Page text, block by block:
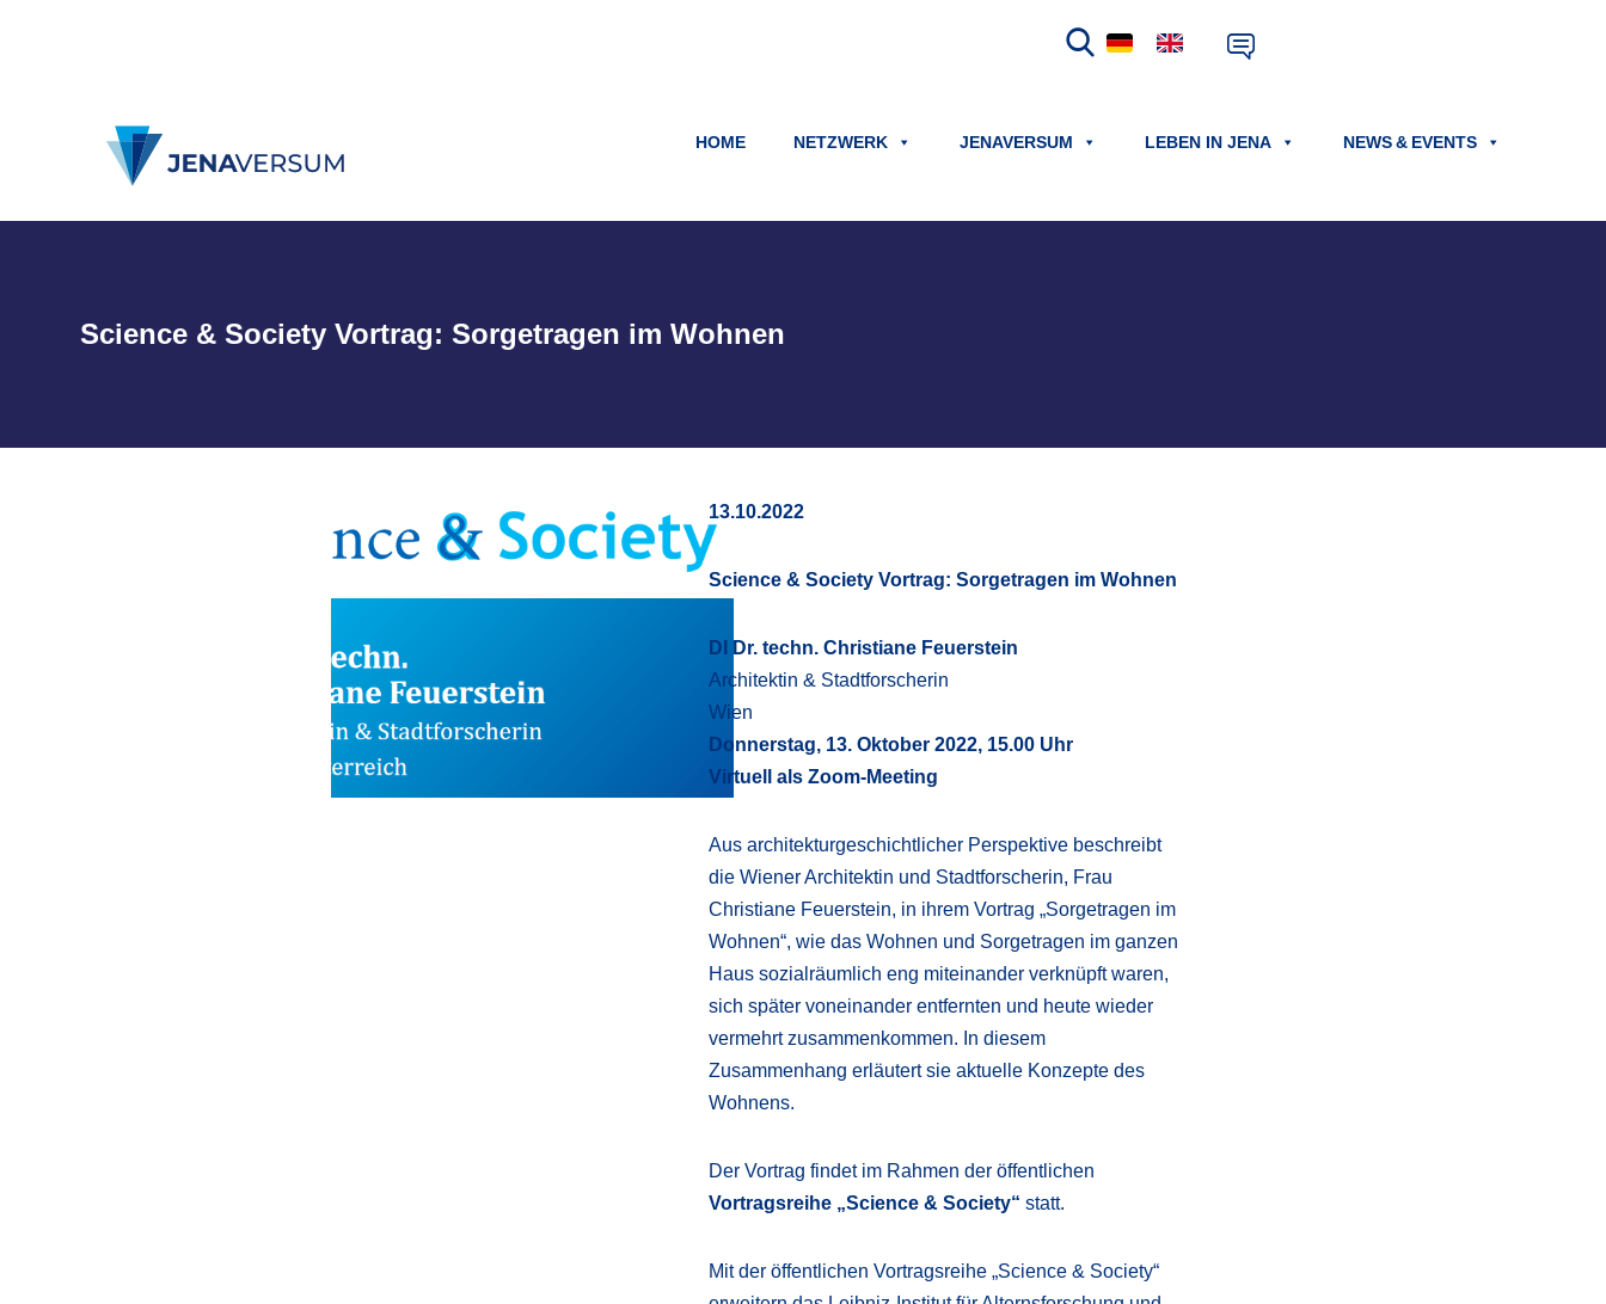
HOME NETZWERK JENAVERSUM LEBEN IN JENA NEWS & EVENTS
Science & Society Vortrag: Sorgetragen im Wohnen
13.10.2022
Science & Society Vortrag: Sorgetragen im Wohnen
DI Dr. techn. Christiane Feuerstein
Architektin & Stadtforscherin
Wien
Donnerstag, 13. Oktober 2022, 15.00 Uhr
Virtuell als Zoom-Meeting
Aus architekturgeschichtlicher Perspektive beschreibt
die Wiener Architektin und Stadtforscherin, Frau
Christiane Feuerstein, in ihrem Vortrag „Sorgetragen im
Wohnen“, wie das Wohnen und Sorgetragen im ganzen
Haus sozialräumlich eng miteinander verknüpft waren,
sich später voneinander entfernten und heute wieder
vermehrt zusammenkommen. In diesem
Zusammenhang erläutert sie aktuelle Konzepte des
Wohnens.
Der Vortrag findet im Rahmen der öffentlichen
Vortragsreihe „Science & Society“ statt.
Mit der öffentlichen Vortragsreihe „Science & Society“